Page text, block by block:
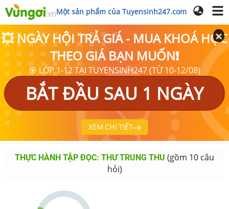
Một sản phẩm của Tuyensinh247.com
💥 NGÀY HỘI TRẢ GIÁ - MUA KHOÁ HỌC
THEO GIÁ BẠN MUỐN❗
🎯 LỚP 1-12 TẠI TUYENSINH247 (TỪ 10-12/08)
BẮT ĐẦU SAU 1 NGÀY
XEM CHI TIẾT
THỰC HÀNH TẬP ĐỌC: THƯ TRUNG THU (gồm 10 câu
hỏi)